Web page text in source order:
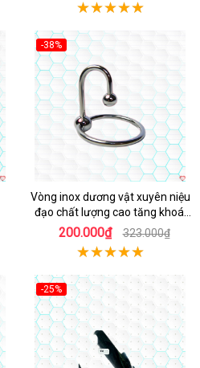
-38%
Vòng inox dương vật xuyên niệu
đạo chất lượng cao tăng khoái
cảm
200.000₫ 323.000₫
-25%